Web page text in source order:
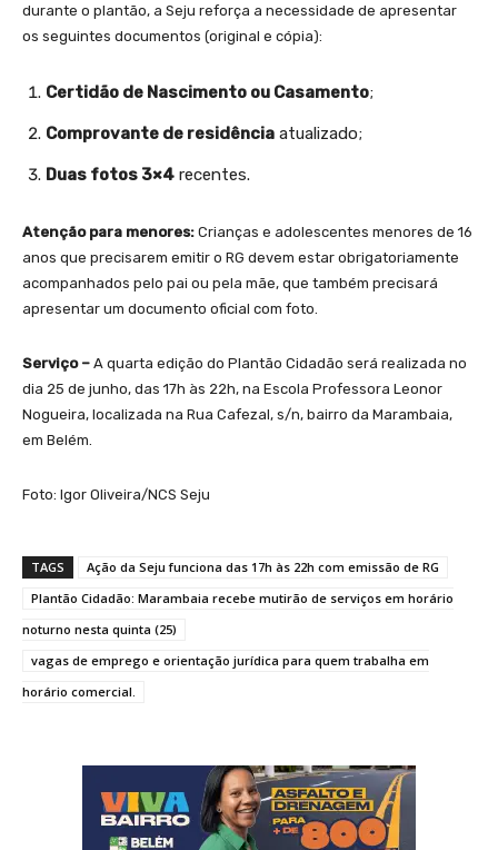
durante o plantão, a Seju reforça a necessidade de apresentar
os seguintes documentos (original e cópia):
Certidão de Nascimento ou Casamento;
Comprovante de residência atualizado;
Duas fotos 3×4 recentes.
Atenção para menores: Crianças e adolescentes menores de 16
anos que precisarem emitir o RG devem estar obrigatoriamente
acompanhados pelo pai ou pela mãe, que também precisará
apresentar um documento oficial com foto.
Serviço – A quarta edição do Plantão Cidadão será realizada no
dia 25 de junho, das 17h às 22h, na Escola Professora Leonor
Nogueira, localizada na Rua Cafezal, s/n, bairro da Marambaia,
em Belém.
Foto: Igor Oliveira/NCS Seju
TAGS
Ação da Seju funciona das 17h às 22h com emissão de RG
Plantão Cidadão: Marambaia recebe mutirão de serviços em horário
noturno nesta quinta (25)
vagas de emprego e orientação jurídica para quem trabalha em
horário comercial.